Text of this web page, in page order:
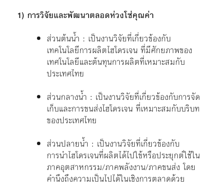
1) การวิจัยและพัฒนาตลอดห่วงโซ่คุณค่า
ส่วนต้นน้ำ : เป็นงานวิจัยที่เกี่ยวข้องกับ
เทคโนโลยีการผลิตไฮโดรเจน ที่มีศักยภาพของ
เทศโนโลยีและต้นทุนการผลิตที่เหมาะสมกับ
ประเทศไทย
ส่วนกลางน้ำ : เป็นงานวิจัยที่เกี่ยวข้องกับการจัด
เก็บและการขนส่งไฮโดรเจน ที่เหมาะสมกับบริบท
ของประเทศไทย
ส่วนปลายน้ำ : เป็นงานวิจัยที่เกี่ยวข้องกับ
การนำไฮโดรเจนที่ผลิตได้ไปใข้หรือประยุกต์ใช้ใน
ภาคอุตสาหกรรม/ภาคพลังงาน/ภาคขนส่ง โดย
คำนึงถึงความเป็นไปได้ในเชิงการตลาดด้วย